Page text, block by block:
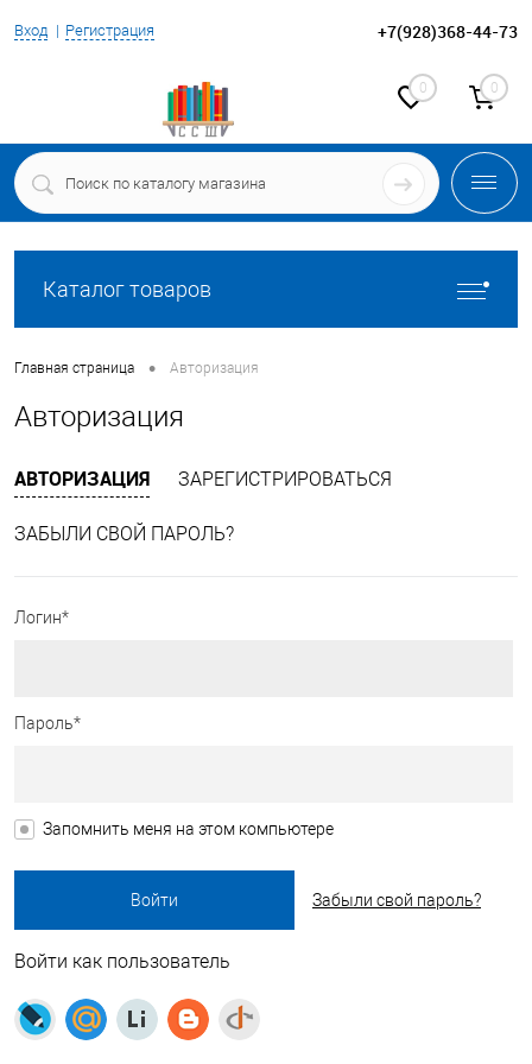
Вход Регистрация +7(928)368-44-73
0 0
Каталог товаров
Главная страница • Авторизация
Авторизация
АВТОРИЗАЦИЯ ЗАРЕГИСТРИРОВАТЬСЯ
ЗАБЫЛИ СВОЙ ПАРОЛЬ?
Логин*
Пароль*
Запомнить меня на этом компьютере
Забыли свой пароль?
Войти как пользователь